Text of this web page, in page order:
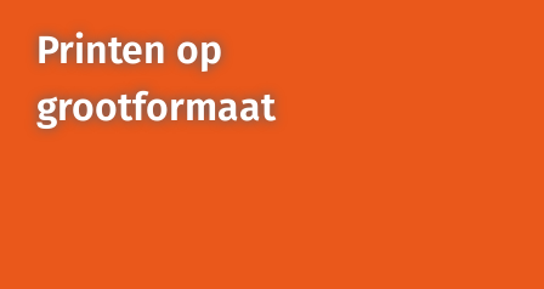
Printen op
grootformaat